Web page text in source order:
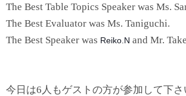
The Best Table Topics Speaker was Ms.
The Best Evaluator was Ms. Taniguchi.
The Best Speaker was Reiko.N and Mr.
今日は6人もゲストの方が参加して下さ